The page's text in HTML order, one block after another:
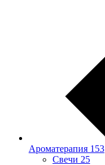
Ароматерапия 153
Свечи 25